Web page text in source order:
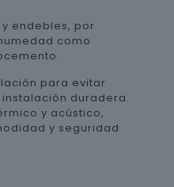
endebles, por
como
para evitar
duradera.
y acústico,
y seguridad